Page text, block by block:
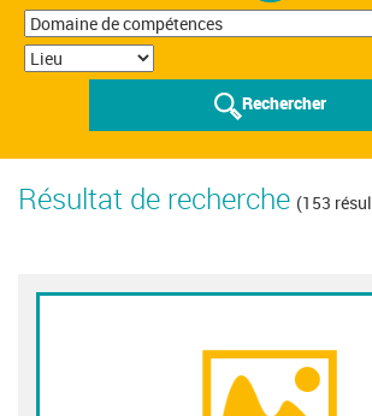
Rechercher
Résultat de recherche (153